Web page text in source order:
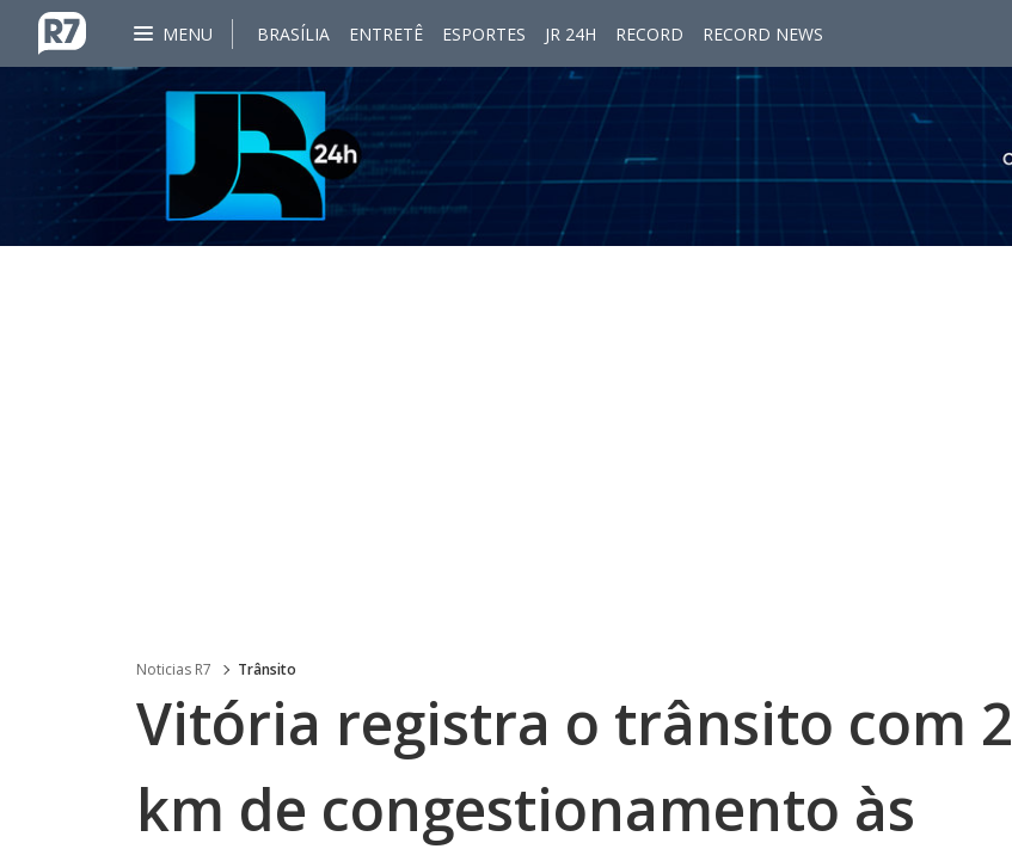
MENU BRASÍLIA ENTRETÊ ESPORTES JR 24H RECORD RECORD NEWS
Noticias R7 Trânsito
Vitória registra o trânsito com 2
km de congestionamento às